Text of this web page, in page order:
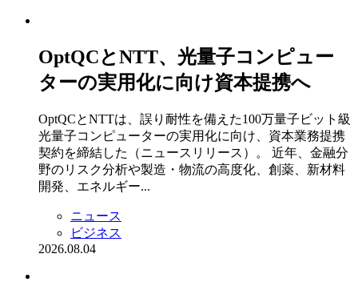
OptQCとNTT、光量子コンピュー
ターの実用化に向け資本提携へ
OptQCとNTTは、誤り耐性を備えた100万量子ビット級
光量子コンピューターの実用化に向け、資本業務提携
契約を締結した（ニュースリリース）。 近年、金融分
野のリスク分析や製造・物流の高度化、創薬、新材料
開発、エネルギー...
ニュース
ビジネス
2026.08.04